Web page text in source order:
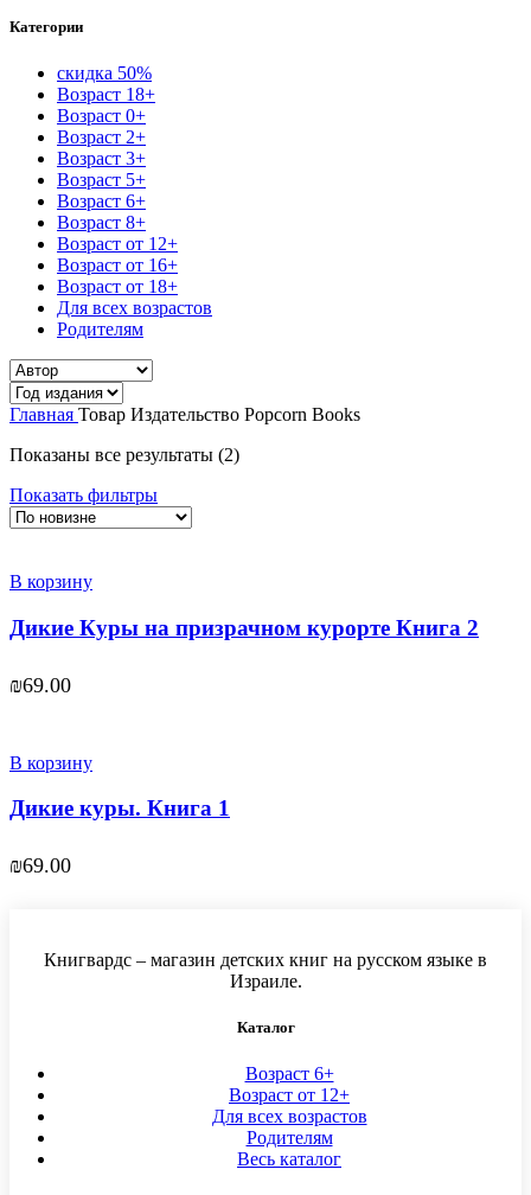
Категории
скидка 50%
Возраст 18+
Возраст 0+
Возраст 2+
Возраст 3+
Возраст 5+
Возраст 6+
Возраст 8+
Возраст от 12+
Возраст от 16+
Возраст от 18+
Для всех возрастов
Родителям
Главная Товар Издательство Popcorn Books
Показаны все результаты (2)Сортировка:
Показать фильтры
В корзину
Дикие Куры на призрачном курорте Книга 2
₪69.00
В корзину
Дикие куры. Книга 1
₪69.00
Книгвардс – магазин детских книг на русском языке в
Израиле.
Каталог
Возраст 6+
Возраст от 12+
Для всех возрастов
Родителям
Весь каталог